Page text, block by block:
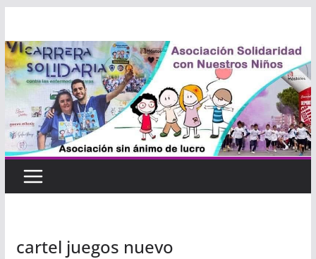
contenido
cartel juegos nuevo